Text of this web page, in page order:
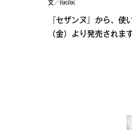
文／RKRK
『セザンヌ』から、使
（金）より発売されま